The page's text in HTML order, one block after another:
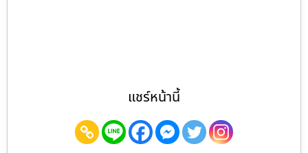
แชร์หน้านี้